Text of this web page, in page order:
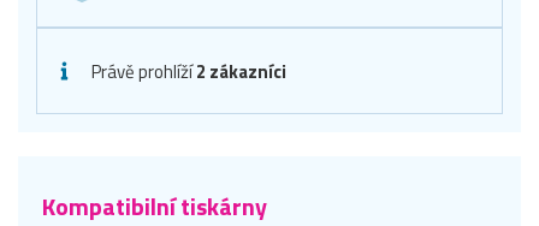
Právě prohlíží2 zákazníci
Kompatibilní tiskárny